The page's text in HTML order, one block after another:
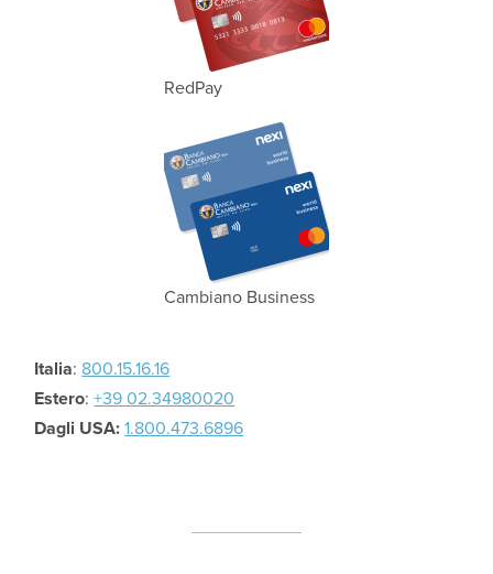
RedPay
Cambiano Business
Italia: 800.15.16.16
Estero:+39 02.34980020
Dagli USA: 1.800.473.6896